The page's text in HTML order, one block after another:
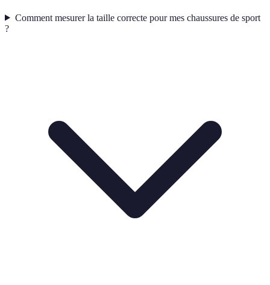
Comment mesurer la taille correcte pour mes chaussures de sport
?